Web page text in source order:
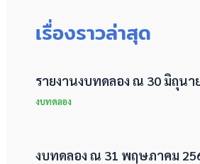
เรื่องราวล่าสุด
รายงานงบทดลอง ณ 30 มิถุนา
งบทดลอง
งบทดลอง ณ 31 พฤษภาคม